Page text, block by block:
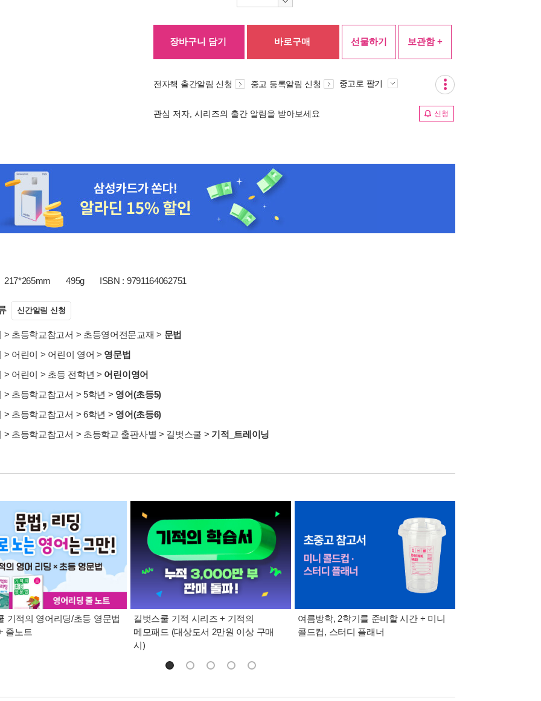
장바구니 담기 바로구매 선물하기 보관함 +
전자책 출간알림 신청 중고 등록알림 신청 중고로 팔기
관심 저자, 시리즈의 출간 알림을 받아보세요 신청
217*265mm 495g ISBN : 9791164062751
신간알림 신청
> 초등학교참고서 > 초등영어전문교재 > 문법
> 어린이 > 어린이 영어 > 영문법
> 어린이 > 초등 전학년 > 어린이영어
> 초등학교참고서 > 5학년 > 영어(초등5)
> 초등학교참고서 > 6학년 > 영어(초등6)
> 초등학교참고서 > 초등학교 출판사별 > 길벗스쿨 > 기적_트레이닝
기적의 영어리딩/초등 영문법
줄노트
길벗스쿨 기적 시리즈 + 기적의
메모패드 (대상도서 2만원 이상 구매
시)
여름방학, 2학기를 준비할 시간 + 미니
콜드컵, 스터디 플래너